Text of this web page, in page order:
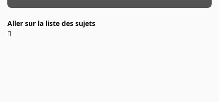
Aller sur la liste des sujets